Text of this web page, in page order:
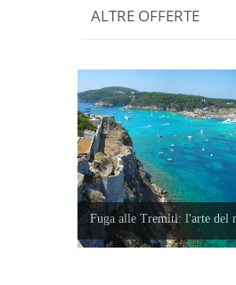
ALTRE OFFERTE
Fuga alle Tremiti: l'arte del